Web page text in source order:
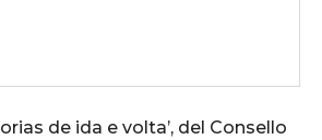
de ida e volta’, del Consello